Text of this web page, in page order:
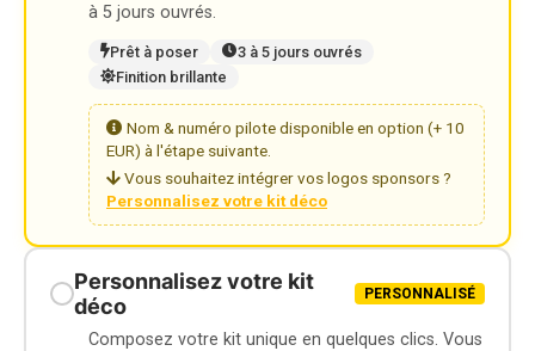
à 5 jours ouvrés.
Prêt à poser
3 à 5 jours ouvrés
Finition brillante
Nom & numéro pilote disponible en option (+ 10
EUR) à l'étape suivante.
Vous souhaitez intégrer vos logos sponsors ?
Personnalisez votre kit déco
Personnalisez votre kit
déco
PERSONNALISÉ
Composez votre kit unique en quelques clics. Vous